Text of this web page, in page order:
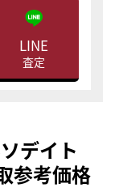
LINE
査定
デイト
参考価格